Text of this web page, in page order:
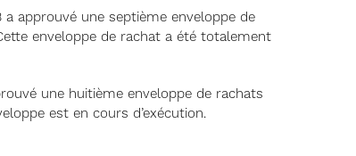
approuvé une septième enveloppe de
enveloppe de rachat a été totalement
une huitième enveloppe de rachats
est en cours d’exécution.